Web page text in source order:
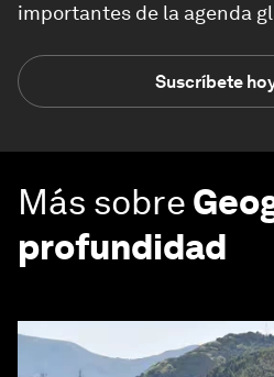
importantes de la agenda
Suscríbete
Más sobre
profundidad